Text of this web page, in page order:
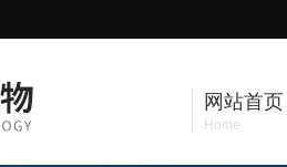
网站首页
Home